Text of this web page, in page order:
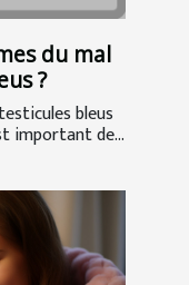
du mal
?
bleus
important de...